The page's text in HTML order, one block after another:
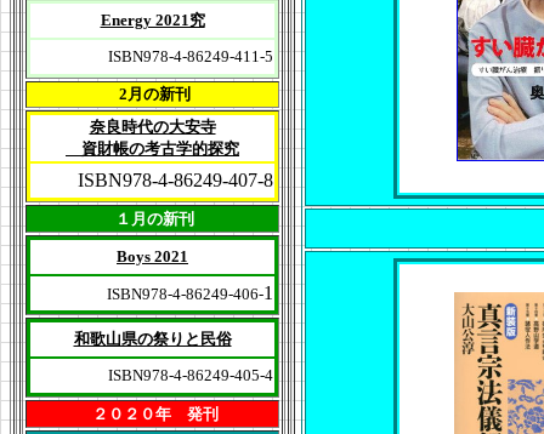
Energy 2021究
ISBN978-4-86249-411-5
2月の新刊
奈良時代の大安寺
資財帳の考古学的探究
ISBN978-4-86249-407-8
１月の新刊
Boys 2021
ISBN978-4-86249-406-1
和歌山県の祭りと民俗
ISBN978-4-86249-405-4
２０２０年 発刊